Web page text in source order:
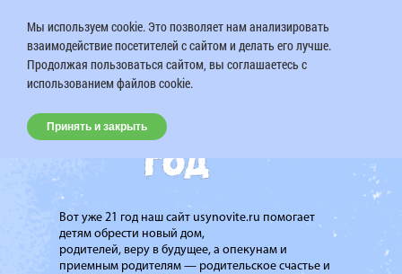
Вот уже 21 год наш сайт usynovite.ru помогает
детям обрести новый дом,
родителей, веру в будущее, а опекунам и
приемным родителям — родительское счастье и
Мы используем cookie. Это позволяет нам анализировать
взаимодействие посетителей с сайтом и делать его лучше.
Продолжая пользоваться сайтом, вы соглашаетесь с
использованием файлов cookie.
Принять и закрыть